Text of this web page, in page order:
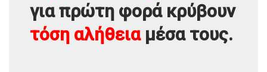
για πρώτη φορά κρύβουν
τόση αλήθειαμέσα τους.